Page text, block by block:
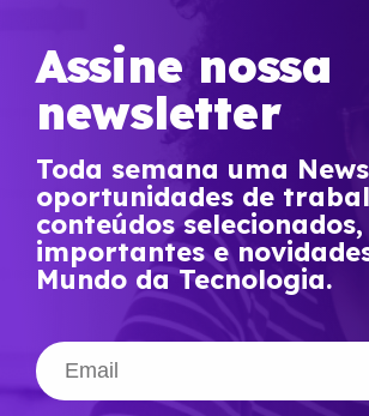
Assine nossa
newsletter
Toda semana uma
oportunidades de
conteúdos
importantes e
Mundo da Tecnologia.